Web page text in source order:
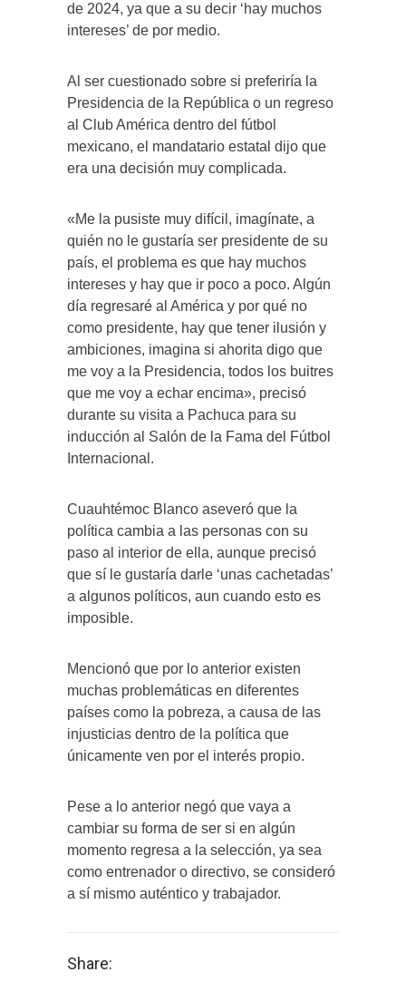
de 2024, ya que a su decir ‘hay muchos
intereses’ de por medio.
Al ser cuestionado sobre si preferiría la
Presidencia de la República o un regreso
al Club América dentro del fútbol
mexicano, el mandatario estatal dijo que
era una decisión muy complicada.
«Me la pusiste muy difícil, imagínate, a
quién no le gustaría ser presidente de su
país, el problema es que hay muchos
intereses y hay que ir poco a poco. Algún
día regresaré al América y por qué no
como presidente, hay que tener ilusión y
ambiciones, imagina si ahorita digo que
me voy a la Presidencia, todos los buitres
que me voy a echar encima», precisó
durante su visita a Pachuca para su
inducción al Salón de la Fama del Fútbol
Internacional.
Cuauhtémoc Blanco aseveró que la
política cambia a las personas con su
paso al interior de ella, aunque precisó
que sí le gustaría darle ‘unas cachetadas’
a algunos políticos, aun cuando esto es
imposible.
Mencionó que por lo anterior existen
muchas problemáticas en diferentes
países como la pobreza, a causa de las
injusticias dentro de la política que
únicamente ven por el interés propio.
Pese a lo anterior negó que vaya a
cambiar su forma de ser si en algún
momento regresa a la selección, ya sea
como entrenador o directivo, se consideró
a sí mismo auténtico y trabajador.
Share: